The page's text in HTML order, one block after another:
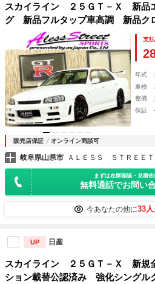
スカイライン ２５ＧＴ－Ｘ 新品
グ 新品フルタップ車高調 新品ク
インチアルミホイール新品タイヤ
新品クリアウインカー カラーキャ
イト
支
年式
車検
整備
保証
販売店保証 オンライン商談可
岐阜県山県市
まずは在庫確認・見積依
無料通話でお問い
今あなたの他に33人
UP 日産
スカイライン ２５ＧＴ－Ｘ 新規
ション載替公認済み 強化シング